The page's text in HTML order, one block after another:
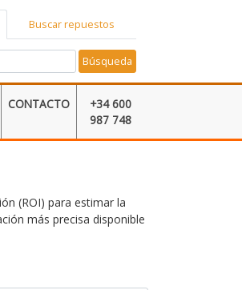
Buscar repuestos
Búsqueda
CONTACTO
+34 600
987 748
(ROI) para estimar la
más precisa disponible